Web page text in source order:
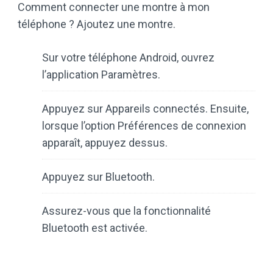
Comment connecter une montre à mon
téléphone ? Ajoutez une montre.
Sur votre téléphone Android, ouvrez
l’application Paramètres.
Appuyez sur Appareils connectés. Ensuite,
lorsque l’option Préférences de connexion
apparaît, appuyez dessus.
Appuyez sur Bluetooth.
Assurez-vous que la fonctionnalité
Bluetooth est activée.